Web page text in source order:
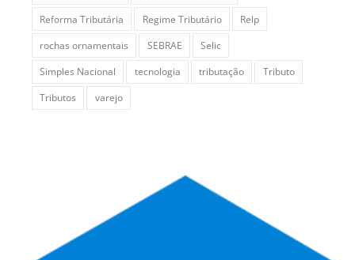
Reforma Tributária
Regime Tributário
Relp
rochas ornamentais
SEBRAE
Selic
Simples Nacional
tecnologia tributação
Tributo
Tributos
varejo